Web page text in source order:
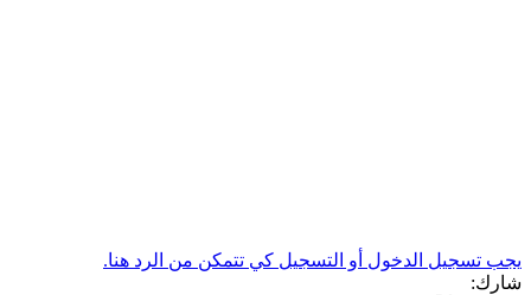
يجب تسجيل الدخول أو التسجيل كي تتمكن من الرد هنا.
شارك: